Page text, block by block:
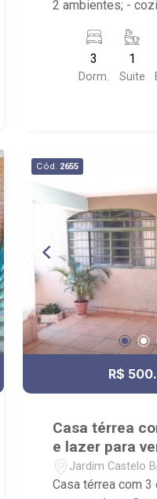
2 ambientes; -
com box e
3 vagas de
- Próximo ao
3
Dorm.
1
Suite
Cód. 2655
R$
Casa térrea
e lazer para
Branco
Jardim Castelo
Preto/SP
Casa térrea com